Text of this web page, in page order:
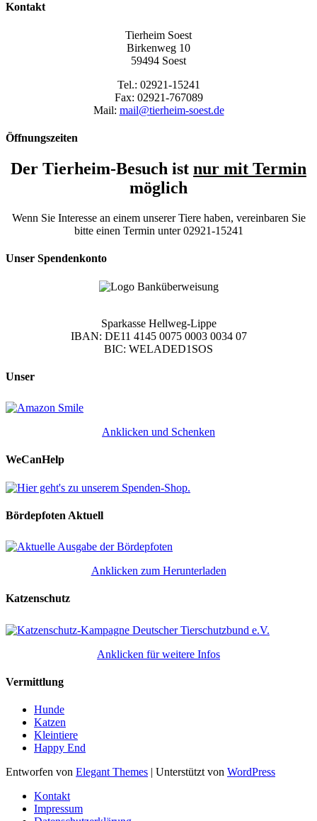
Kontakt
Tierheim Soest
Birkenweg 10
59494 Soest
Tel.: 02921-15241
Fax: 02921-767089
Mail: mail@tierheim-soest.de
Öffnungszeiten
Der Tierheim-Besuch ist nur mit Termin
möglich
Wenn Sie Interesse an einem unserer Tiere haben, vereinbaren Sie
bitte einen Termin unter 02921-15241
Unser Spendenkonto
Sparkasse Hellweg-Lippe
IBAN: DE11 4145 0075 0003 0034 07
BIC: WELADED1SOS
Unser
Anklicken und Schenken
WeCanHelp
Bördepfoten Aktuell
Anklicken zum Herunterladen
Katzenschutz
Anklicken für weitere Infos
Vermittlung
Hunde
Katzen
Kleintiere
Happy End
Entworfen von Elegant Themes | Unterstützt von WordPress
Kontakt
Impressum